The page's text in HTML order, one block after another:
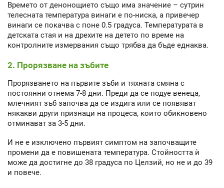
Времето от денонощието също има значение – сутрин
телесната температура винаги е по-ниска, а привечер
винаги се покачва с поне 0.5 градуса. Температурата в
детската стая и на дрехите на детето по време на
контролните измервания също трябва да бъде еднаква.
2. Прорязване на зъбите
Прорязването на първите зъби и тяхната смяна с
постоянни отнема 7-8 дни. Преди да се подуе венеца,
млечният зъб започва да се издига или се появяват
някакви други признаци на процеса, които обикновено
отминават за 3-5 дни.
И не е изключено първият симптом на започващите
промени да е повишената температура. Стойността ѝ
може да достигне до 38 градуса по Целзий, но не и до 39
и повече.